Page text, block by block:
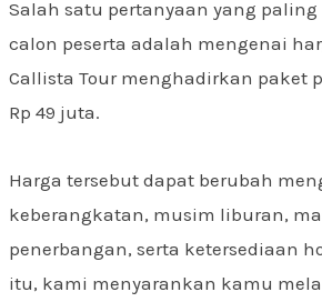
Salah satu pertanyaan yang
calon peserta adalah mengenai
Callista Tour menghadirkan paket
Rp 49 juta.
Harga tersebut dapat berubah
keberangkatan, musim liburan,
penerbangan, serta ketersediaan
itu, kami menyarankan kamu